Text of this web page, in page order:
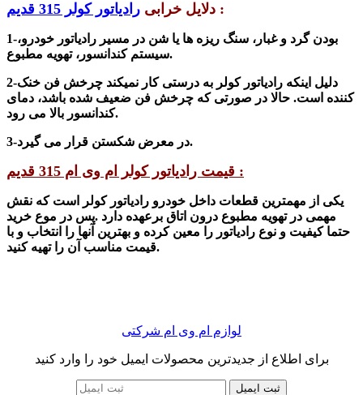
دلایل خرابی رادیاتور کولر 315 قدیم :
1-بودن گرد و غبار، سنگ ریزه ها یا شن در مسیر رادیاتور خودرو،
سیستم کندانسور، تهویه مطبوع.
2-دلیل اینکه رادیاتور کولر به درستی کار نمیکند چرخش فن خنک
کننده است. حالا در صورتی که چرخش فن ضعیف شده باشد، دمای
کندانسور بالا می رود.
3- در معرض شکستن قرار می گیرد.
قیمت رادیاتور کولر ام وی ام 315 قدیم :
یکی از مهمترین قطعات داخل خودرو رادیاتور کولر
است که نقش
مهمی در تهویه مطبوع درون اتاق برعهده دارد .پس در موع خرید
حتما کیفیت و نوع رادیاتور را معین کرده و بهترین آنها را انتخاب و با
قیمت مناسب آن را تهیه کنید.
لوازم ام وی ام شرکتی
برای اطلاع از جدیدترین محصولات ایمیل خود را وارد کنید
ثبت ایمیل